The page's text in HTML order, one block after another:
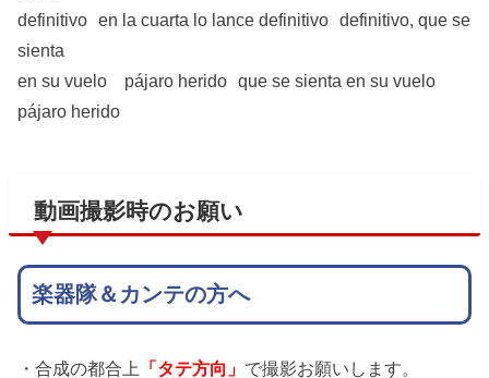
definitivo en la cuarta lo lance definitivo definitivo, que se
sienta
en su vuelo pájaro herido que se sienta en su vuelo
pájaro herido
動画撮影時のお願い
楽器隊＆カンテの方へ
・合成の都合上 「タテ方向」 で撮影お願いします。